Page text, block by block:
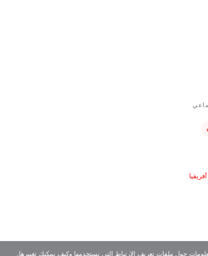
حول ملفات تعريف الارتباط التي نستخدمها وكيف يمكنك تغييرها.